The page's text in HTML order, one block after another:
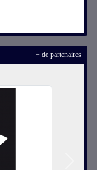
+ de partenaires